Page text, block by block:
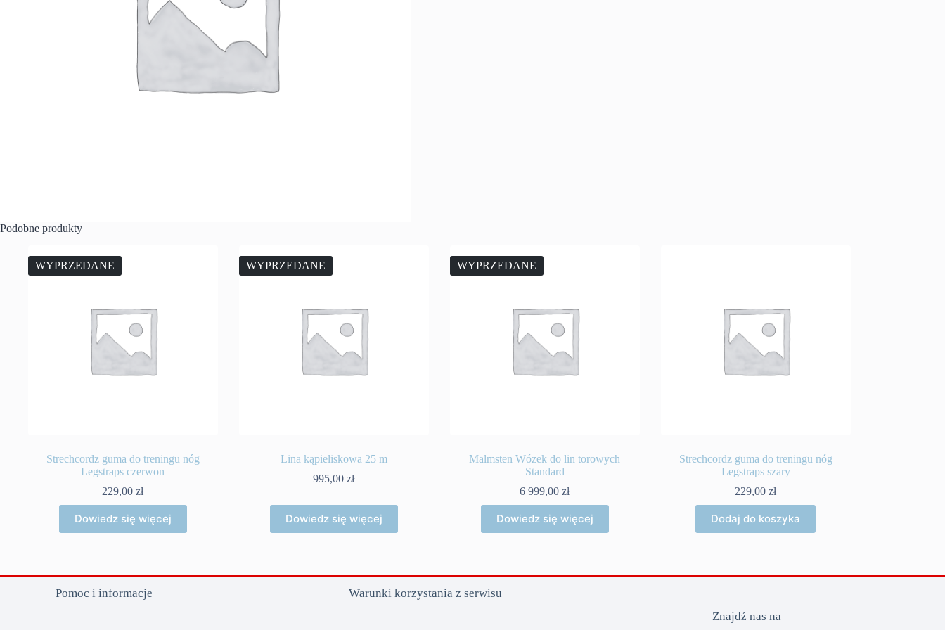
Podobne produkty
WYPRZEDANE
Strechcordz guma do treningu nóg
Legstraps czerwon
229,00zł
Dowiedz się więcej
WYPRZEDANE
Lina kąpieliskowa 25 m
995,00zł
Dowiedz się więcej
WYPRZEDANE
Malmsten Wózek do lin torowych
Standard
6 999,00zł
Dowiedz się więcej
Strechcordz guma do treningu nóg
Legstraps szary
229,00zł
Dodaj do koszyka
Pomoc i informacje
Warunki korzystania z serwisu
Znajdź nas na